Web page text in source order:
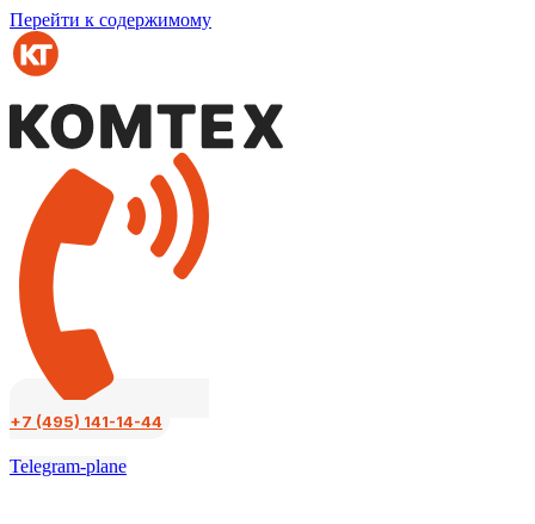
Перейти к содержимому
+7 (495) 141-14-44
Telegram-plane